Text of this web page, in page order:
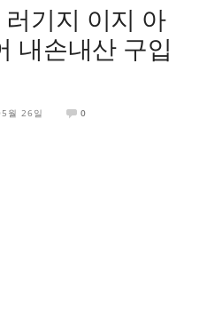
기지 이지 아
내손내산 구입
월 26일 0